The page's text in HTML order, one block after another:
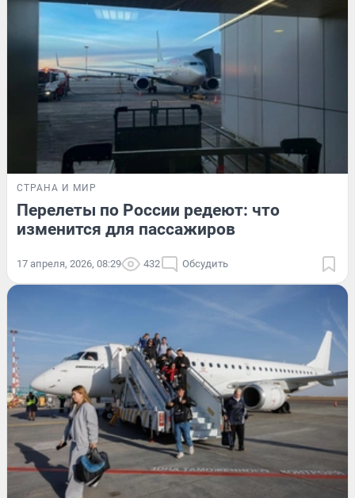
СТРАНА И МИР
Перелеты по России редеют: что
изменится для пассажиров
17 апреля, 2026, 08:29 432 Обсудить